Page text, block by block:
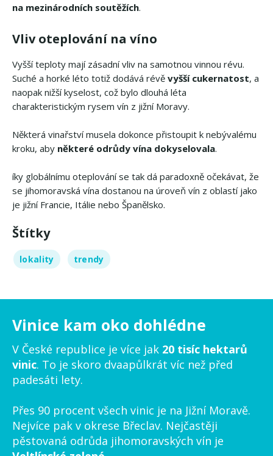
na mezinárodních soutěžích.
Vliv oteplování na víno
Vyšší teploty mají zásadní vliv na samotnou vinnou révu.
Suché a horké léto totiž dodává révě vyšší cukernatost, a
naopak nižší kyselost, což bylo dlouhá léta
charakteristickým rysem vín z jižní Moravy.
Některá vinařství musela dokonce přistoupit k nebývalému
kroku, aby některé odrůdy vína dokyselovala.
íky globálnímu oteplování se tak dá paradoxně očekávat, že
se jihomoravská vína dostanou na úroveň vín z oblastí jako
je jižní Francie, Itálie nebo Španělsko.
Štítky
lokality trendy
Vinice kam oko dohlédne
V České republice je více jak 20 tisíc hektarů
vinic. To je skoro dvaapůlkrát víc než před
padesáti lety.
Přes 90 procent všech vinic je na Jižní Moravě.
Nejvíce pak v okrese Břeclav. Nejčastěji
pěstovaná odrůda jihomoravských vín je